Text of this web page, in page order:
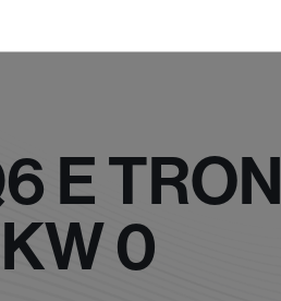
E TRON
0